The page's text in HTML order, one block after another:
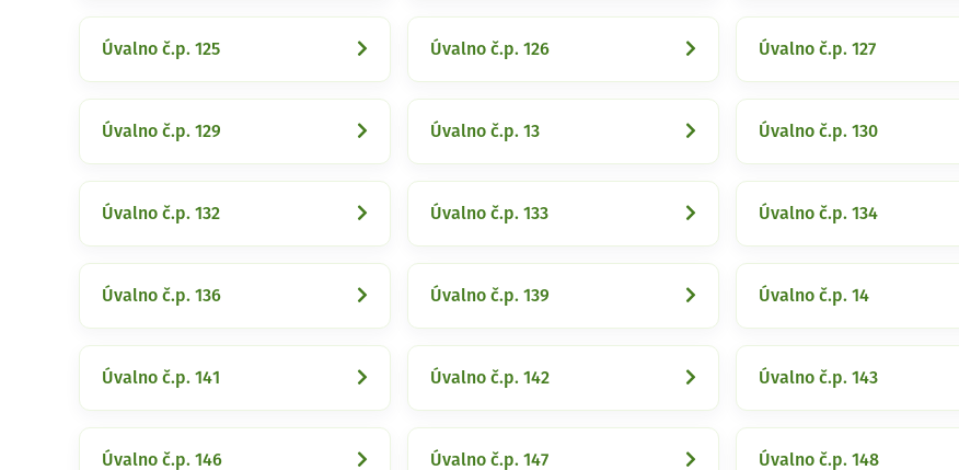
Úvalno č.p. 125 Úvalno č.p. 126 Úvalno č.p. 127
Úvalno č.p. 129 Úvalno č.p. 13 Úvalno č.p. 130
Úvalno č.p. 132 Úvalno č.p. 133 Úvalno č.p. 134
Úvalno č.p. 136 Úvalno č.p. 139 Úvalno č.p. 14
Úvalno č.p. 141 Úvalno č.p. 142 Úvalno č.p. 143
Úvalno č.p. 146 Úvalno č.p. 147 Úvalno č.p. 148